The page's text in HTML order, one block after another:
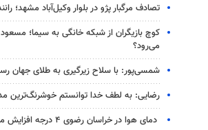
تصادف مرگبار پژو در بلوار وکیل‌آباد مشهد؛
کوچ بازیگران از شبکه خانگی به سیما؛
می‌رود؟
شمسی‌پور: با سلاح زیرگیری به طلای جهان
رضایی: به لطف خدا توانستم خوشرنگ‌ترین
دمای هوا در خراسان رضوی ۴ درجه افزایش می یابد